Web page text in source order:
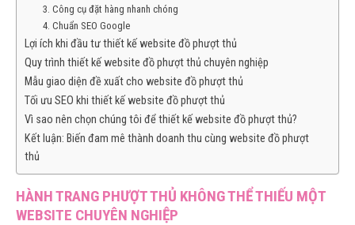
3. Công cụ đặt hàng nhanh chóng
4. Chuẩn SEO Google
Lợi ích khi đầu tư thiết kế website đồ phượt thủ
Quy trình thiết kế website đồ phượt thủ chuyên nghiệp
Mẫu giao diện đề xuất cho website đồ phượt thủ
Tối ưu SEO khi thiết kế website đồ phượt thủ
Vì sao nên chọn chúng tôi để thiết kế website đồ phượt thủ?
Kết luận: Biến đam mê thành doanh thu cùng website đồ phượt
thủ
HÀNH TRANG PHƯỢT THỦ KHÔNG THỂ THIẾU MỘT
WEBSITE CHUYÊN NGHIỆP